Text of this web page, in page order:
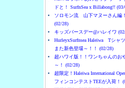
ドと！ SurfnSea x Billabong!!
ソロモン流 山下マヌーさん編！
(02/28)
キッズバースデー@ハレイワ
HurleyxSurfnsea Haleiwa Tシャ
また新色登場～！！ (02/28)
超ハワイ版！！ワンちゃんのお
～！ (02/28)
超限定！Haleiwa International
フィンコンテストTEEが入荷！